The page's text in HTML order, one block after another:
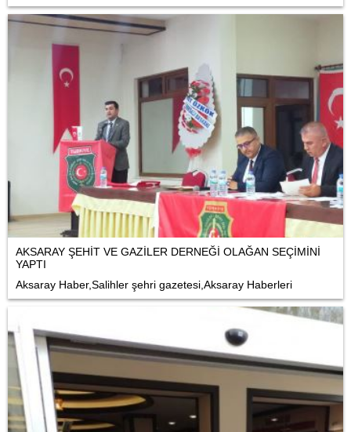
AKSARAY ŞEHİT VE GAZİLER DERNEĞİ OLAĞAN SEÇİMİNİ
YAPTI
Aksaray Haber,Salihler şehri gazetesi,Aksaray Haberleri